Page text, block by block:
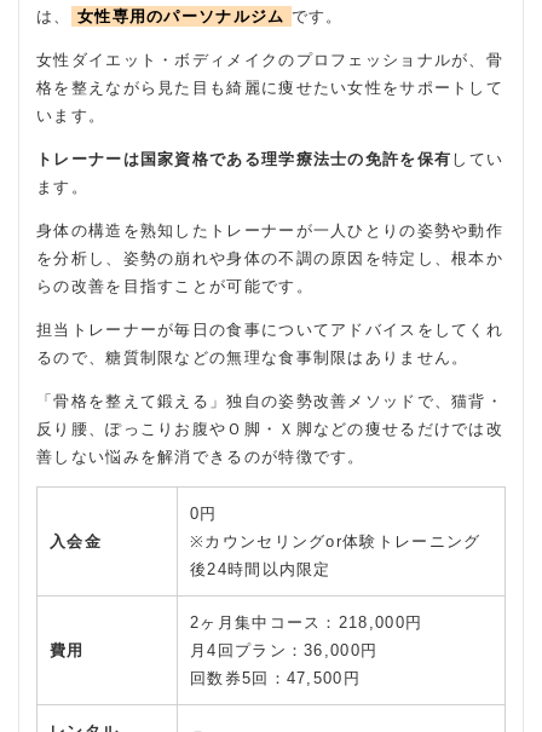
は、
女性専用のパーソナルジム です。
女性ダイエット・ボディメイクのプロフェッショナルが、骨
格を整えながら見た目も綺麗に痩せたい女性をサポートして
います。
トレーナーは国家資格である理学療法士の免許を保有 してい
ます。
身体の構造を熟知したトレーナーが一人ひとりの姿勢や動作
を分析し、姿勢の崩れや身体の不調の原因を特定し、根本か
らの改善を目指すことが可能です。
担当トレーナーが毎日の食事についてアドバイスをしてくれ
るので、糖質制限などの無理な食事制限はありません。
「骨格を整えて鍛える」独自の姿勢改善メソッドで、猫背・
反り腰、ぽっこりお腹やＯ脚・Ｘ脚などの痩せるだけでは改
善しない悩みを解消できるのが特徴です。
入会金
0円
※カウンセリングor体験トレーニング
後24時間以内限定
費用
2ヶ月集中コース：218,000円
月4回プラン：36,000円
回数券5回：47,500円